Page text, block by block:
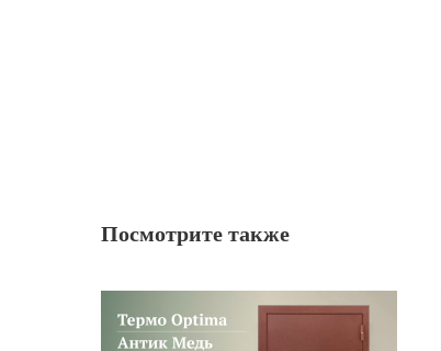
Посмотрите также